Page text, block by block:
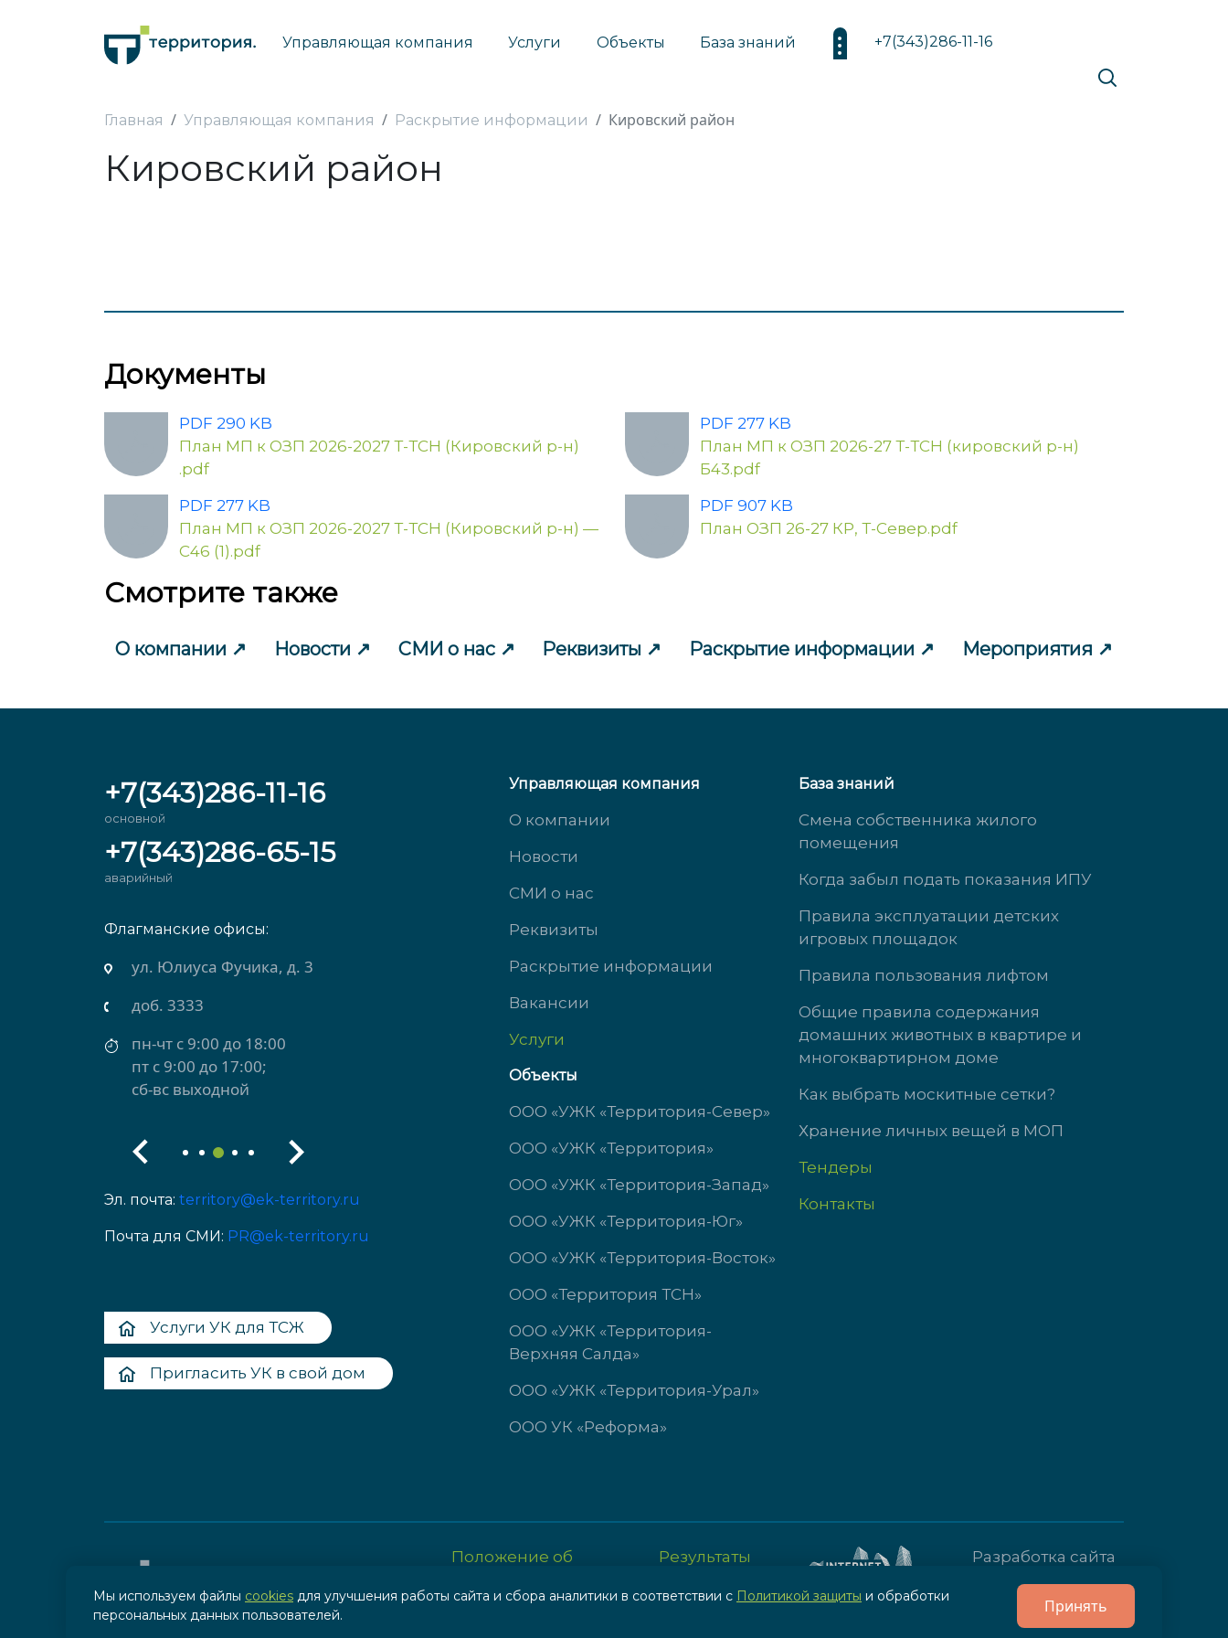
+7(343)286-11-16
Управляющая компания Услуги Объекты База знаний
Главная Управляющая компания Раскрытие информации Кировский район
Кировский район
Документы
PDF 290 KB
План МП к ОЗП 2026-2027 Т-ТСН (Кировский р-н)
.pdf
PDF 277 KB
План МП к ОЗП 2026-2027 Т-ТСН (Кировский р-н) —
С46 (1).pdf
PDF 277 KB
План МП к ОЗП 2026-27 Т-ТСН (кировский р-н)
Б43.pdf
PDF 907 KB
План ОЗП 26-27 КР, Т-Север.pdf
Смотрите также
О компании Новости СМИ о нас Реквизиты Раскрытие информации Мероприятия
+7(343)286-11-16
основной
+7(343)286-65-15
аварийный
Флагманские офисы:
ул. Юлиуса Фучика, д. 3
доб. 3333
пн-чт с 9:00 до 18:00
пт с 9:00 до 17:00;
сб-вс выходной
ул. Михеева, д. 2
пн-чт с 9:00 до 18:00
пт с 9:00 до 17:00
ул. Южногорская, д. 11
доб. 3323
пн-чт с 9:00 до 18:00
пт с 9:00 до 17:00
сб-вс выходной
Пн-Чт: 09:00-18:00
Эл. почта: territory@ek-territory.ru
Почта для СМИ: PR@ek-territory.ru
Услуги УК для ТСЖ
Пригласить УК в свой дом
Управляющая компания
О компании
Новости
СМИ о нас
Реквизиты
Раскрытие информации
Вакансии
Услуги
Объекты
ООО «УЖК «Территория-Север»
ООО «УЖК «Территория»
ООО «УЖК «Территория-Запад»
ООО «УЖК «Территория-Юг»
ООО «УЖК «Территория-Восток»
ООО «Территория ТСН»
ООО «УЖК «Территория-
Верхняя Салда»
ООО «УЖК «Территория-Урал»
ООО УК «Реформа»
База знаний
Смена собственника жилого
помещения
Когда забыл подать показания ИПУ
Правила эксплуатации детских
игровых площадок
Правила пользования лифтом
Общие правила содержания
домашних животных в квартире и
многоквартирном доме
Как выбрать москитные сетки?
Хранение личных вещей в МОП
Тендеры
Контакты
Положение об
персональных данных
Результаты
охране труда
Разработка сайта
Мы используем файлы cookies для улучшения работы сайта и сбора аналитики в соответствии с Политикой защиты и обработки
персональных данных пользователей.
Принять